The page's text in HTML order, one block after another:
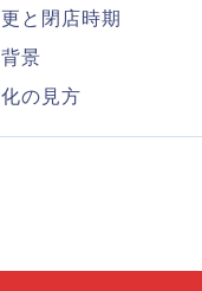
と閉店時期
景
の見方